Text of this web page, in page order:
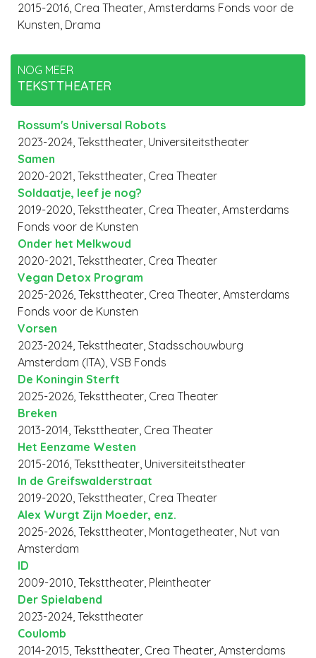
2015-2016, Crea Theater, Amsterdams Fonds voor de
Kunsten, Drama
NOG MEER
TEKSTTHEATER
Rossum's Universal Robots
2023-2024, Teksttheater, Universiteitstheater
Samen
2020-2021, Teksttheater, Crea Theater
Soldaatje, leef je nog?
2019-2020, Teksttheater, Crea Theater, Amsterdams
Fonds voor de Kunsten
Onder het Melkwoud
2020-2021, Teksttheater, Crea Theater
Vegan Detox Program
2025-2026, Teksttheater, Crea Theater, Amsterdams
Fonds voor de Kunsten
Vorsen
2023-2024, Teksttheater, Stadsschouwburg
Amsterdam (ITA), VSB Fonds
De Koningin Sterft
2025-2026, Teksttheater, Crea Theater
Breken
2013-2014, Teksttheater, Crea Theater
Het Eenzame Westen
2015-2016, Teksttheater, Universiteitstheater
In de Greifswalderstraat
2019-2020, Teksttheater, Crea Theater
Alex Wurgt Zijn Moeder, enz.
2025-2026, Teksttheater, Montagetheater, Nut van
Amsterdam
ID
2009-2010, Teksttheater, Pleintheater
Der Spielabend
2023-2024, Teksttheater
Coulomb
2014-2015, Teksttheater, Crea Theater, Amsterdams